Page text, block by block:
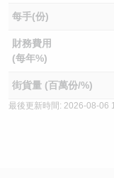
每手(份)
財務費用
(每年%)
街貨量 (百萬份/%)
最後更新時間: 2026-08-06